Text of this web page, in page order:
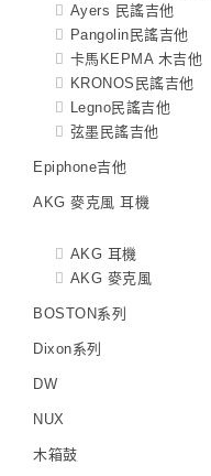
Ayers 民謠吉他
Pangolin民謠吉他
卡馬KEPMA 木吉他
KRONOS民謠吉他
Legno民謠吉他
弦墨民謠吉他
Epiphone吉他
AKG 麥克風 耳機
AKG 耳機
AKG 麥克風
BOSTON系列
Dixon系列
DW
NUX
木箱鼓